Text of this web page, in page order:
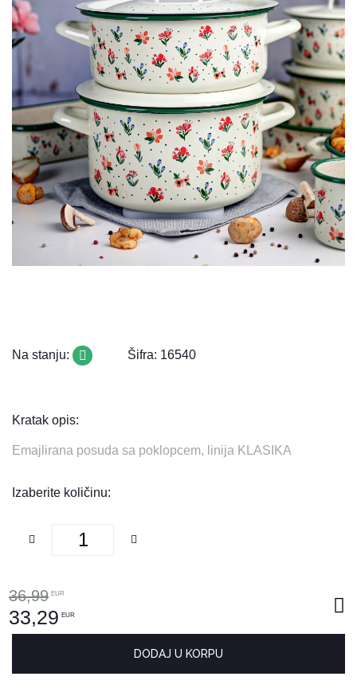
Na stanju: Šifra: 16540
Kratak opis:
Emajlirana posuda sa poklopcem, linija KLASIKA
Izaberite količinu:
36,99 EUR
33,29 EUR
DODAJ U KORPU